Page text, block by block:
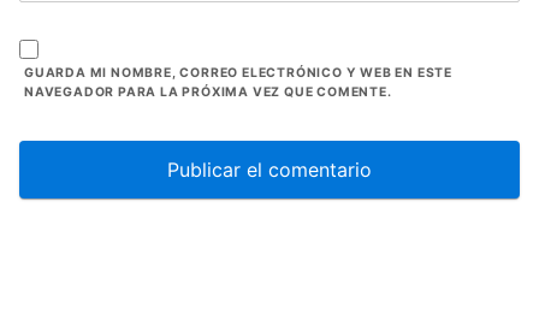
GUARDA MI NOMBRE, CORREO ELECTRÓNICO Y WEB EN ESTE
NAVEGADOR PARA LA PRÓXIMA VEZ QUE COMENTE.